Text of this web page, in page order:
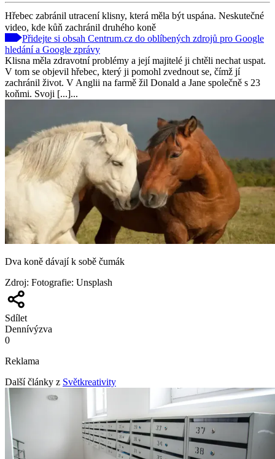
Hřebec zabránil utracení klisny, která měla být uspána. Neskutečné
video, kde kůň zachránil druhého koně
Přidejte si obsah Centrum.cz do oblíbených zdrojů pro Google
hledání a Google zprávy
Klisna měla zdravotní problémy a její majitelé ji chtěli nechat uspat.
V tom se objevil hřebec, který ji pomohl zvednout se, čímž jí
zachránil život. V Anglii na farmě žil Donald a Jane společně s 23
koňmi. Svoji [...]...
Dva koně dávají k sobě čumák
Zdroj: Fotografie: Unsplash
Sdílet
Dennívýzva
0
Reklama
Další články z Světkreativity